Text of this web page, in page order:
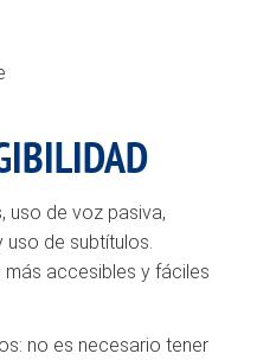
uso de voz pasiva,
de subtítulos.
accesibles y fáciles
no es necesario tener